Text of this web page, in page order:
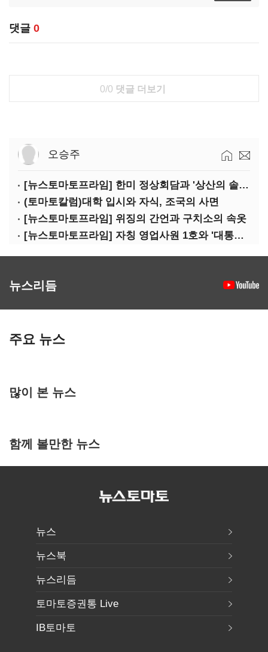
댓글 0
0/0 댓글 더보기
오승주
[뉴스토마토프라임] 한미 정상회담과 '상산의 솔연'
(토마토칼럼)대학 입시와 자식, 조국의 사면
[뉴스토마토프라임] 위징의 간언과 구치소의 속옷
[뉴스토마토프라임] 자칭 영업사원 1호와 '대통령 집무실 사우나'
뉴스리듬
주요 뉴스
많이 본 뉴스
함께 볼만한 뉴스
뉴스
뉴스북
뉴스리듬
토마토증권통 Live
IB토마토